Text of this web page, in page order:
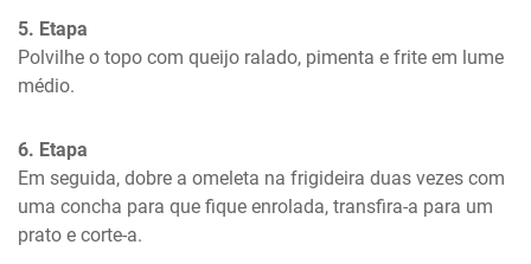
5. Etapa
Polvilhe o topo com queijo ralado, pimenta e frite em lume
médio.
6. Etapa
Em seguida, dobre a omeleta na frigideira duas vezes com
uma concha para que fique enrolada, transfira-a para um
prato e corte-a.